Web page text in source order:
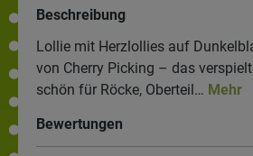
Beschreibung
Lollie mit Herzlollies auf
von Cherry Picking – das
schön für Röcke, Oberteil… Mehr
Bewertungen